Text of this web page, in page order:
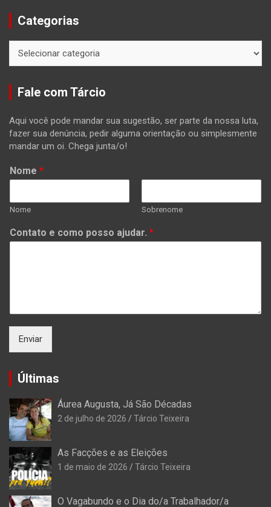
Categorias
Fale com Tárcio
Aqui você pode mandar sua sugestão, ser parte da nossa luta,
fazer sua denúncia, pedir alguma orientação ou simplesmente
mandar um oi. Chega junta/o!
Nome *
Nome Sobrenome
Contato e como posso ajudar. *
Enviar
Últimas
Áurea Augusta, Já São Décadas
2 de julho de 2026 Tárcio Teixeira
As Facções e as Eleições
1 de maio de 2026 Tárcio Teixeira
O Vagabundo e o Dia do/a Trabalhador/a